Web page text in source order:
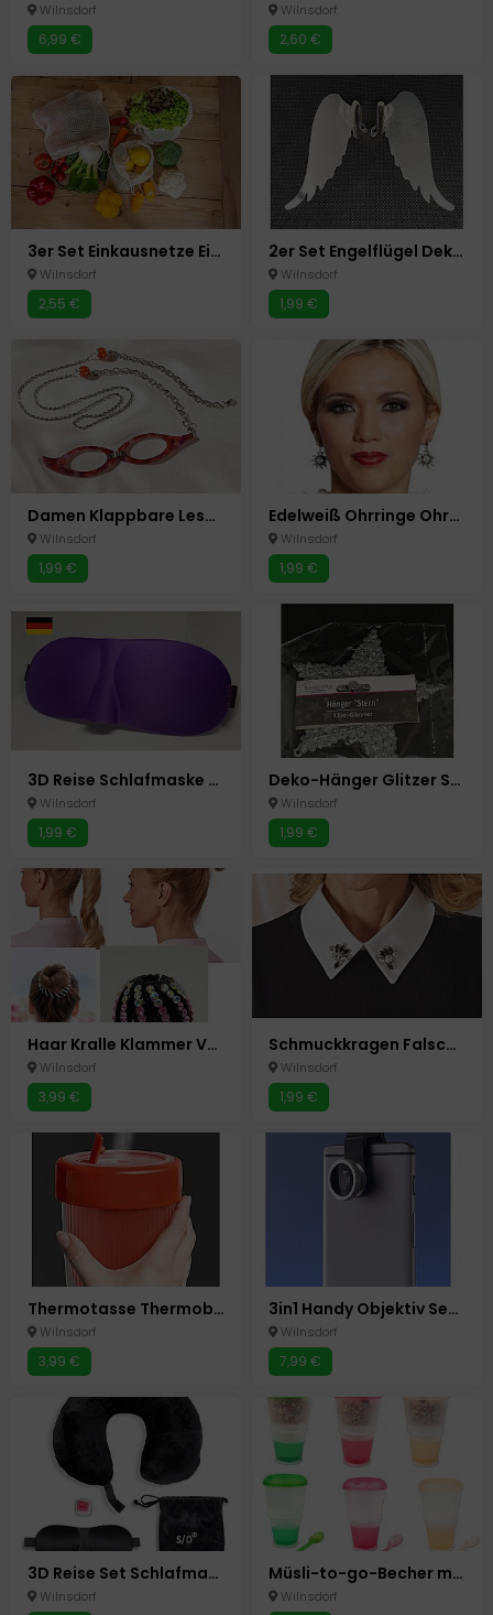
Wilnsdorf
6,99 €
Wilnsdorf
2,60 €
3er Set Einkausnetze Einkaufsnetz Tasche Einkaufstaschen Obst+Gemüse Netze
Wilnsdorf
2,55 €
2er Set Engelflügel Deko Flügel für Gläser und Kerzen Windlichter Shabby Chic
Wilnsdorf
1,99 €
Damen Klappbare Lesebrille mit Umhänge Kette +3,5 dpt Faltbar Lese Brille Lupe
Wilnsdorf
1,99 €
Edelweiß Ohrringe Ohrstecker Kostüm Oktoberfest Fasching Karneval
Wilnsdorf
1,99 €
3D Reise Schlafmaske Lila Schlafmasken Schlafbrille Augenmaske Augenbinde
Wilnsdorf
1,99 €
Deko-Hänger Glitzer Stern 13 cm Silber Glimmer Glitzer Advent Weihnachten NEU
Wilnsdorf
1,99 €
Haar Kralle Klammer Vogel Nest Pferdeschwanz Zopf Halter Dutt Klemme Strass
Wilnsdorf
3,99 €
Schmuckkragen Falscher Kraken Blusen Aufsatz Einsatz Strass Steine Glitzer
Wilnsdorf
1,99 €
Thermotasse Thermobecher to go Memory, 0,5Liter, Rot, BPA Frei,
Wilnsdorf
3,99 €
3in1 Handy Objektiv Set Kamera Linse
Wilnsdorf
7,99 €
3D Reise Set Schlafmaske Nackenkissen Ohrstöpsel Schwarz Schlafset 3in1 4 tlg
Wilnsdorf
Müsli-to-go-Becher mit isoliertem Milchkühlfach & Löffel Müslibecher 2-go
Wilnsdorf